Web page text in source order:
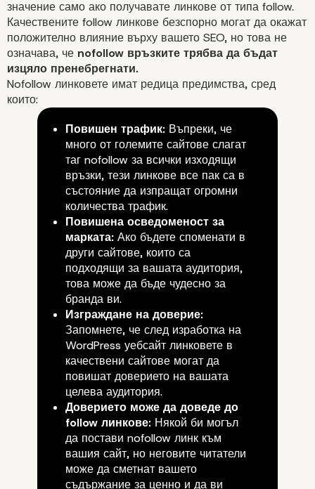
Мета маркерът Noindex
значение само ако получавате линкове от типа follow.
Качествените follow линкове безспорно могат да окажат
положително влияние върху вашето SEO, но това не
означава, че nofollow връзките трябва да бъдат
изцяло пренебрегнати.
Nofollow линковете имат редица предимства, сред
които:
Повишен трафик:Въпреки, че
много от големите сайтове слагат
таг nofollow за всички изходящи
връзки, тези линкове все пак са в
състояние да изпращат огромни
количества трафик.
Повишена осведоменост за
марката:Ако бъдете споменати в
други сайтове, които са
подходящи за вашата аудитория,
това може да бъде чудесно за
бранда ви.
Изграждане на доверие:
Запомнете, че след изработка на
WordPress уебсайт линковете в
качествени сайтове могат да
повишат доверието на вашата
целева аудитория.
Доверието може да доведе до
follow линкове:Някой би могъл
да постави nofollow линк към
вашия сайт, но неговите читатели
може да сметнат вашето
съдържание за ценно и да ви